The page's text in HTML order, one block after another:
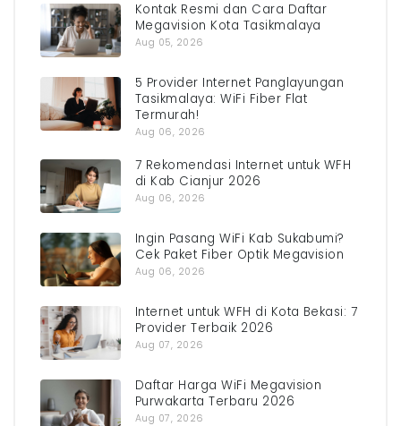
Kontak Resmi dan Cara Daftar
Megavision Kota Tasikmalaya
Aug 05, 2026
5 Provider Internet Panglayungan
Tasikmalaya: WiFi Fiber Flat
Termurah!
Aug 06, 2026
7 Rekomendasi Internet untuk WFH
di Kab Cianjur 2026
Aug 06, 2026
Ingin Pasang WiFi Kab Sukabumi?
Cek Paket Fiber Optik Megavision
Aug 06, 2026
Internet untuk WFH di Kota Bekasi: 7
Provider Terbaik 2026
Aug 07, 2026
Daftar Harga WiFi Megavision
Purwakarta Terbaru 2026
Aug 07, 2026